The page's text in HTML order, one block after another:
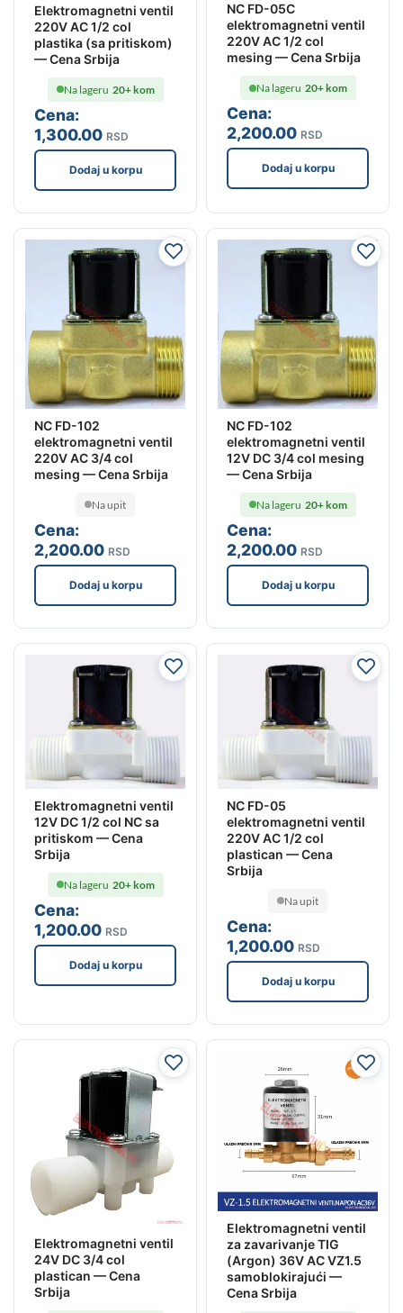
Elektromagnetni ventil
220V AC 1/2 col
plastika (sa pritiskom)
— Cena Srbija
Cena:
1,300.00 RSD
Na lageru 20+ kom
Dodaj u korpu
NC FD-05C
elektromagnetni ventil
220V AC 1/2 col
mesing — Cena Srbija
Cena:
2,200.00 RSD
Na lageru 20+ kom
Dodaj u korpu
NC FD-102
elektromagnetni ventil
220V AC 3/4 col
mesing — Cena Srbija
Cena:
2,200.00 RSD
Na upit
Dodaj u korpu
NC FD-102
elektromagnetni ventil
12V DC 3/4 col mesing
— Cena Srbija
Cena:
2,200.00 RSD
Na lageru 20+ kom
Dodaj u korpu
Elektromagnetni ventil
12V DC 1/2 col NC sa
pritiskom — Cena
Srbija
Cena:
1,200.00 RSD
Na lageru 20+ kom
Dodaj u korpu
NC FD-05
elektromagnetni ventil
220V AC 1/2 col
plastican — Cena
Srbija
Cena:
1,200.00 RSD
Na upit
Dodaj u korpu
Elektromagnetni ventil
24V DC 3/4 col
plastican — Cena
Srbija
Elektromagnetni ventil
za zavarivanje TIG
(Argon) 36V AC VZ1.5
samoblokirajući —
Cena Srbija